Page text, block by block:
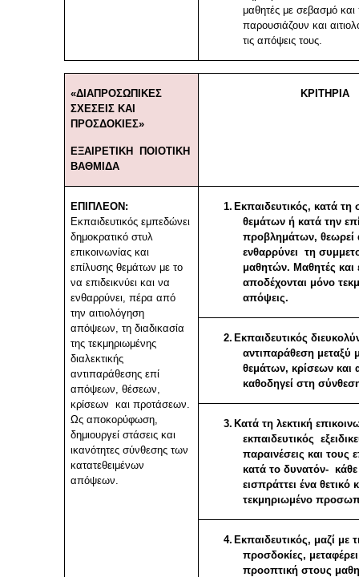
μαθητές με σεβασμό
παρουσιάζουν και
τις απόψεις τους.
«ΔΙΑΠΡΟΣΩΠΙΚΕΣ
ΣΧΕΣΕΙΣ ΚΑΙ
ΠΡΟΣΔΟΚΙΕΣ»
ΕΞΑΙΡΕΤΙΚΗ ΠΟΙΟΤΙΚΗ
ΒΑΘΜΙΔΑ
ΚΡΙΤΗΡΙΑ
ΕΠΙΠΛΕΟΝ:
Εκπαιδευτικός εμπεδώνει
δημοκρατικό στυλ
επικοινωνίας και
επίλυσης θεμάτων με το
να επιδεικνύει και να
ενθαρρύνει, πέρα από
την αιτιολόγηση
απόψεων, τη διαδικασία
της τεκμηριωμένης
διαλεκτικής
αντιπαράθεσης επί
απόψεων, θέσεων,
κρίσεων και προτάσεων.
Ως αποκορύφωση,
δημιουργεί στάσεις και
ικανότητες σύνθεσης των
κατατεθειμένων
απόψεων.
1. Εκπαιδευτικός, κατά τη
θεμάτων ή κατά την
προβλημάτων, θεωρεί
ενθαρρύνει τη
μαθητών. Μαθητές και
αποδέχονται μόνο
απόψεις.
2. Εκπαιδευτικός
αντιπαράθεση μεταξύ
θεμάτων, κρίσεων και
καθοδηγεί στη
3. Κατά τη λεκτική
εκπαιδευτικός
παραινέσεις και τους
κατά το δυνατόν-
εισπράττει ένα θετικό
τεκμηριωμένο
4. Εκπαιδευτικός, μαζί με
προσδοκίες,
προοπτική στους